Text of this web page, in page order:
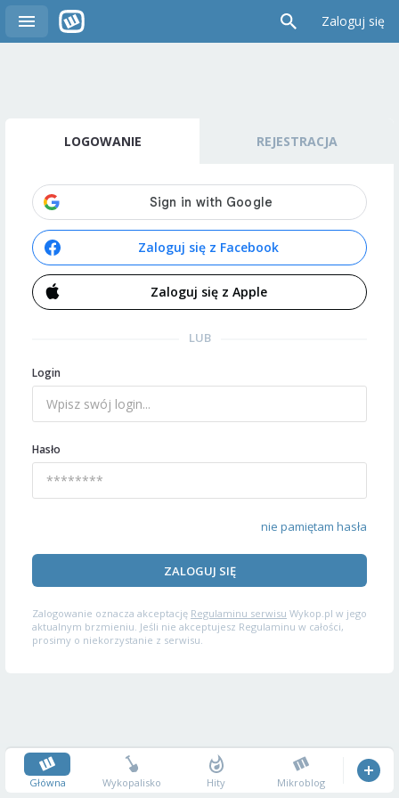
Zaloguj się
LOGOWANIE REJESTRACJA
Zaloguj się z Facebook
Zaloguj się z Apple
LUB
Login
Hasło
nie pamiętam hasła
ZALOGUJ SIĘ
Zalogowanie oznacza akceptację Regulaminu serwisu Wykop.pl w jego
aktualnym brzmieniu. Jeśli nie akceptujesz Regulaminu w całości,
prosimy o niekorzystanie z serwisu.
Główna Wykopalisko Hity Mikroblog